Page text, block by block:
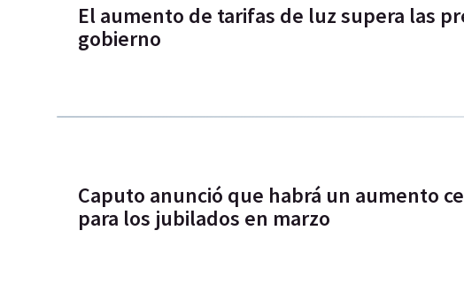
El aumento de tarifas de luz supera las
gobierno
Caputo anunció que habrá un aumento
para los jubilados en marzo